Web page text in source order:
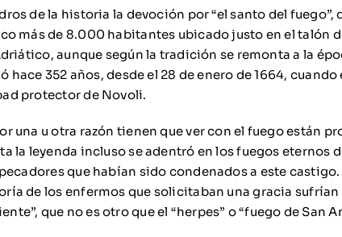
de la historia la devoción por “el santo del fuego”,
más de 8.000 habitantes ubicado justo en el talón
aunque según la tradición se remonta a la
352 años, desde el 28 de enero de 1664,
protector de Novoli.
una u otra razón tienen que ver con el fuego están
la leyenda incluso se adentró en los fuegos eternos
que habían sido condenados a este
de los enfermos que solicitaban una gracia
que no es otro que el “herpes” o “fuego de San